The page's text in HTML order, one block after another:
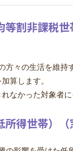
等割非課
々の生活を維持
算します。
なかった対象者
得世帯）（